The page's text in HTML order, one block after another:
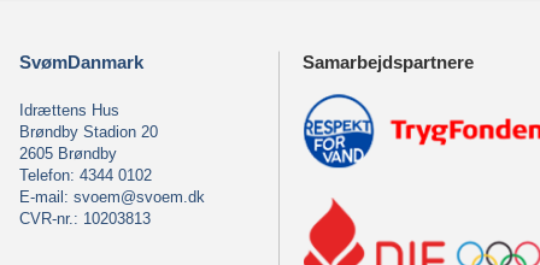
SvømDanmark
Idrættens Hus
Brøndby Stadion 20
2605 Brøndby
Telefon: 4344 0102
E-mail: svoem@svoem.dk
CVR-nr.: 10203813
Samarbejdspartnere